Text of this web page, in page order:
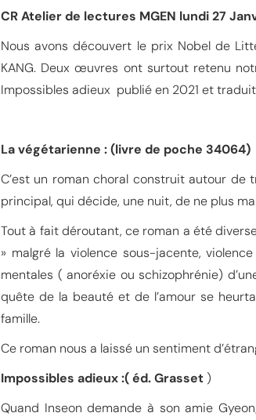
CR Atelier de lectures MGEN lundi 27
Nous avons découvert le prix Nobel de
KANG. Deux œuvres ont surtout retenu
Impossibles adieux publié en 2021 et
La végétarienne : (livre de poche 34064)
C’est un roman choral construit autour
principal, qui décide, une nuit, de ne plus
Tout à fait déroutant, ce roman a été
» malgré la violence sous-jacente,
mentales ( anoréxie ou schizophrénie)
quête de la beauté et de l’amour se
famille.
Ce roman nous a laissé un sentiment
Impossibles adieux :( éd. Grasset )
Quand Inseon demande à son amie